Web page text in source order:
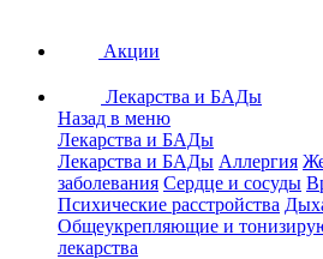
Акции
Лекарства и БАДы
Назад в меню
Лекарства и БАДы
Лекарства и БАДы Аллергия
заболевания Сердце и сосуды
Психические расстройства
Общеукрепляющие и
лекарства